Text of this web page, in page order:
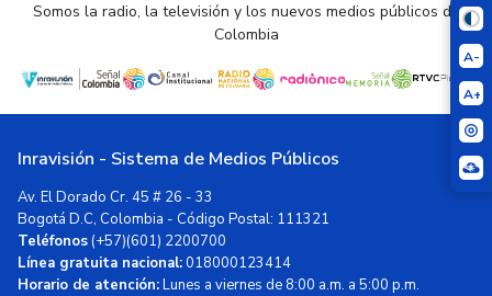
A-
A+
Somos la radio, la televisión y los nuevos medios públicos de
Colombia
Inravisión - Sistema de Medios Públicos
Av. El Dorado Cr. 45 # 26 - 33
Bogotá D.C, Colombia - Código Postal: 111321
Teléfonos(+57)(601) 2200700
Línea gratuita nacional:018000123414
Horario de atención:Lunes a viernes de 8:00 a.m. a 5:00 p.m.